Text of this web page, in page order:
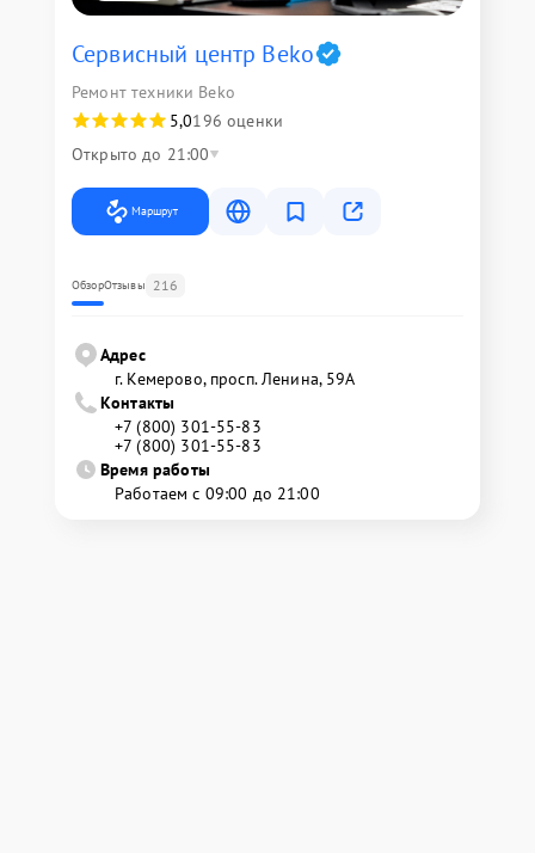
Сервисный центр Beko
Ремонт техники Beko
5,0196 оценки
Открыто до 21:00
Маршрут
ОбзорОтзывы 216
Адрес
г. Кемерово, просп. Ленина, 59А
Контакты
+7 (800) 301-55-83
+7 (800) 301-55-83
Время работы
Работаем с 09:00 до 21:00